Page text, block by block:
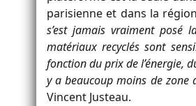
parisienne et dans la
s’est jamais vraiment posé
matériaux recyclés sont
fonction du prix de l’énergie,
y a beaucoup moins de zone
Vincent Justeau.